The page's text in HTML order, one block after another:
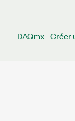
DAQmx - Créer